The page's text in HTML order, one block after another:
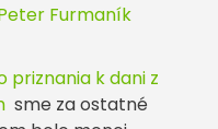
Furmaník
priznania k dani z
sme za ostatné